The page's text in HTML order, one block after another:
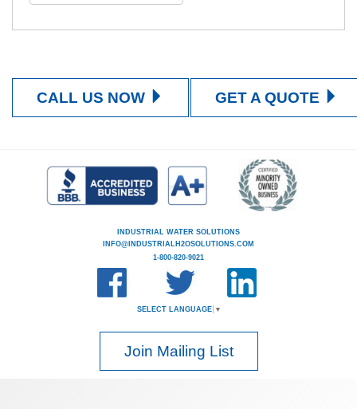
CALL US NOW GET A QUOTE
INDUSTRIAL WATER SOLUTIONS
INFO@INDUSTRIALH2OSOLUTIONS.COM
1-800-820-9021
SELECT LANGUAGE ▼
Join Mailing List